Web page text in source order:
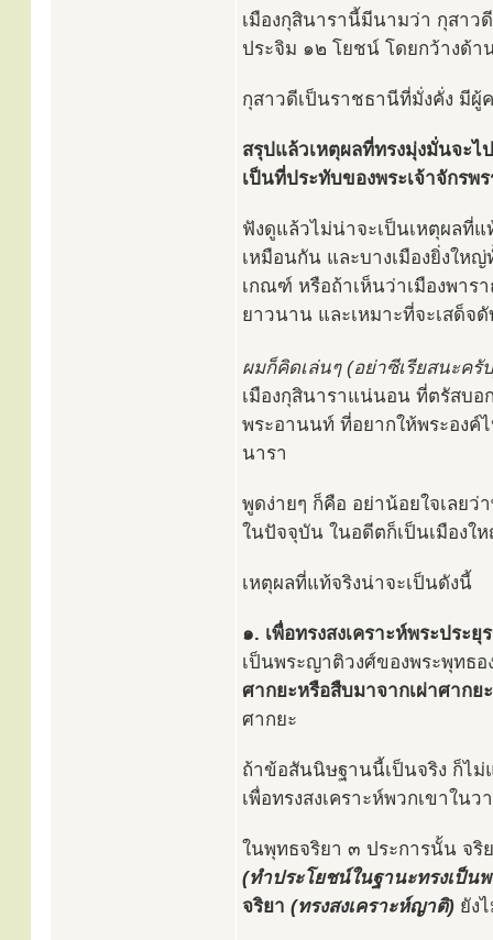
เมืองกุสินารานี้มีนามว่า กุสาว
ประจิม ๑๒ โยชน์ โดยกว้างด้
กุสาวดีเป็นราชธานีที่มั่งคั่ง มี
สรุปแล้วเหตุผลที่ทรงมุ่งมั่นจะไ
เป็นที่ประทับของพระเจ้าจักรพ
ฟังดูแล้วไม่น่าจะเป็นเหตุผลที่
เหมือนกัน และบางเมืองยิ่งให
เกณฑ์ หรือถ้าเห็นว่าเมืองพา
ยาวนาน และเหมาะที่จะเสด็จ
ผมก็คิดเล่นๆ (อย่าซีเรียสนะครั
เมืองกุสินาราแน่นอน ที่ตรัสบอ
พระอานนท์ ที่อยากให้พระองค์
นารา
พูดง่ายๆ ก็คือ อย่าน้อยใจเลยว่
ในปัจจุบัน ในอดีตก็เป็นเมืองใ
เหตุผลที่แท้จริงน่าจะเป็นดังนี้
๑. เพื่อทรงสงเคราะห์พระประ
เป็นพระญาติวงศ์ของพระพุทธ
ศากยะหรือสืบมาจากเผ่าศากยะ
ศากยะ
ถ้าข้อสันนิษฐานนี้เป็นจริง ก็ไม่
เพื่อทรงสงเคราะห์พวกเขาใน
ในพุทธจริยา ๓ ประการนั้น จริ
(ทำประโยชน์ในฐานะทรงเป็น
จริยา (ทรงสงเคราะห์ญาติ) ยัง